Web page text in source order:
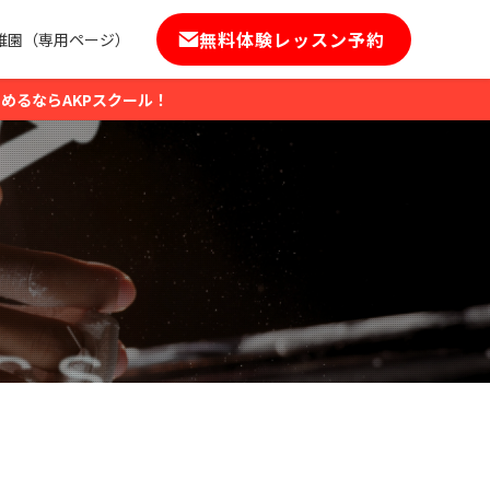
（専用ページ） 無料体験レッスン予約
るならAKPスクール！